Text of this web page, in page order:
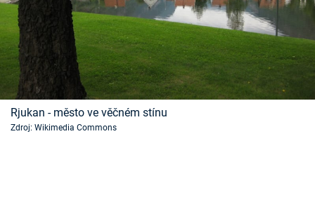
Rjukan - město ve věčném stínu
Zdroj: Wikimedia Commons